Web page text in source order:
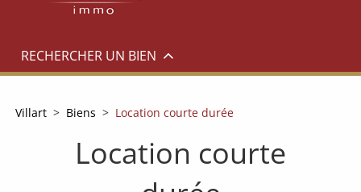
RECHERCHER UN BIEN
Villart > Biens > Location courte durée
Location courte